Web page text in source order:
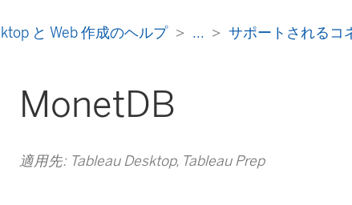
と Web 作成のヘルプ ... サポートされるコ
MonetDB
適用先: Tableau Desktop, Tableau Prep